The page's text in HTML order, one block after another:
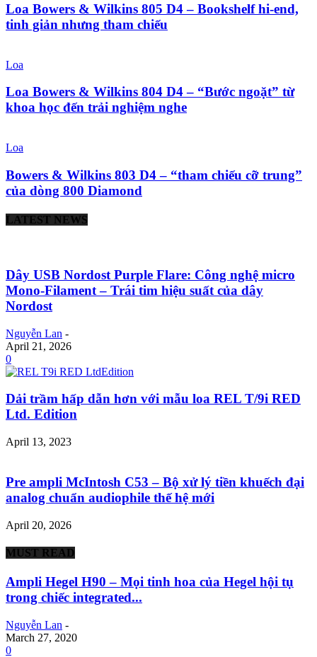
Loa Bowers & Wilkins 805 D4 – Bookshelf hi-end,
tinh giản nhưng tham chiếu
Loa
Loa Bowers & Wilkins 804 D4 – “Bước ngoặt” từ
khoa học đến trải nghiệm nghe
Loa
Bowers & Wilkins 803 D4 – “tham chiếu cỡ trung”
của dòng 800 Diamond
LATEST NEWS
Dây USB Nordost Purple Flare: Công nghệ micro
Mono-Filament – Trái tim hiệu suất của dây
Nordost
Nguyễn Lan -
April 21, 2026
0
Dải trầm hấp dẫn hơn với mẫu loa REL T/9i RED
Ltd. Edition
April 13, 2023
Pre ampli McIntosh C53 – Bộ xử lý tiền khuếch đại
analog chuẩn audiophile thế hệ mới
April 20, 2026
MUST READ
Ampli Hegel H90 – Mọi tinh hoa của Hegel hội tụ
trong chiếc integrated...
Nguyễn Lan -
March 27, 2020
0